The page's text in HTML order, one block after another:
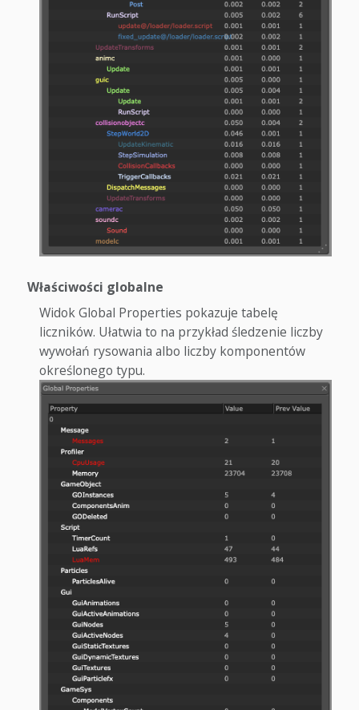
Właściwości globalne
Widok Global Properties pokazuje tabelę
liczników. Ułatwia to na przykład śledzenie liczby
wywołań rysowania albo liczby komponentów
określonego typu.